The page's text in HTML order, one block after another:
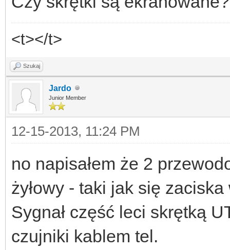
<t></t>
Szukaj
Jardo
Junior Member
12-15-2013, 11:24 PM
no napisałem że 2
żyłowy - taki jak się zaciska
Sygnał część leci skrętką
czujniki kablem tel.